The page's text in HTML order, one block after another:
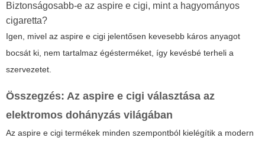
Biztonságosabb-e az aspire e cigi, mint a hagyományos
cigaretta?
Igen, mivel az aspire e cigi jelentősen kevesebb káros anyagot
bocsát ki, nem tartalmaz égésterméket, így kevésbé terheli a
szervezetet.
Összegzés: Az aspire e cigi választása az
elektromos dohányzás világában
Az aspire e cigi termékek minden szempontból kielégítik a modern